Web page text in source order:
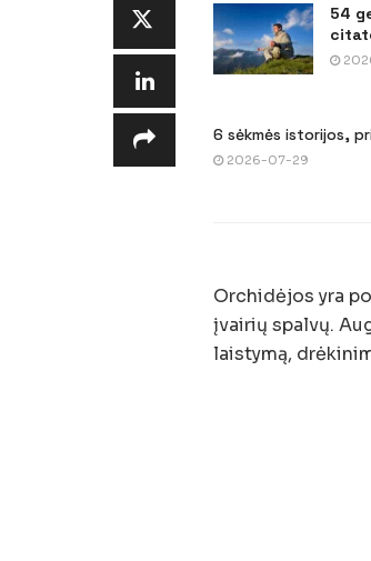
54
6 sėkmės istorijos,
2026-07-29
Orchidėjos yra
įvairių spalvų.
laistymą,